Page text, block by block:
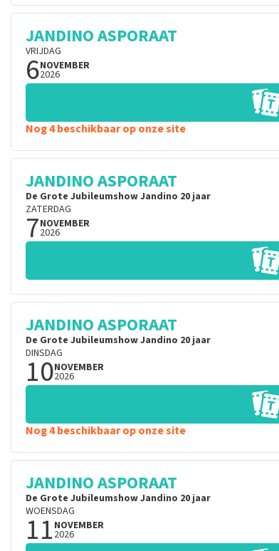
JANDINO ASPORAAT
VRIJDAG
6NOVEMBER
2026
Nog 4 beschikbaar op onze site
JANDINO ASPORAAT
De Grote Jubileumshow Jandino 20 jaar
ZATERDAG
7NOVEMBER
2026
JANDINO ASPORAAT
De Grote Jubileumshow Jandino 20 jaar
DINSDAG
10NOVEMBER
2026
Nog 4 beschikbaar op onze site
JANDINO ASPORAAT
De Grote Jubileumshow Jandino 20 jaar
WOENSDAG
11 NOVEMBER
2026